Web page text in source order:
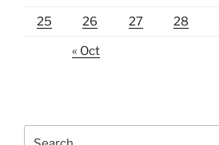
25 26 27 28
« Oct